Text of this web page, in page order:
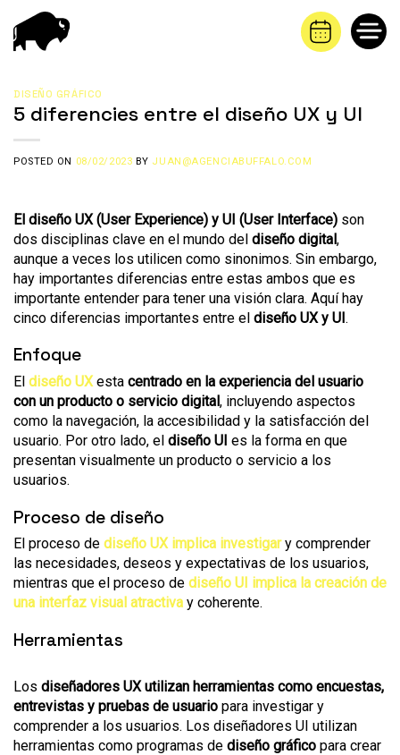
contenido
DISEÑO GRÁFICO
5 diferencies entre el diseño UX y UI
POSTED ON 08/02/2023 BY JUAN@AGENCIABUFFALO.COM
El diseño UX (User Experience) y UI (User Interface) son
dos disciplinas clave en el mundo del diseño digital,
aunque a veces los utilicen como sinonimos. Sin embargo,
hay importantes diferencias entre estas ambos que es
importante entender para tener una visión clara. Aquí hay
cinco diferencias importantes entre el diseño UX y UI.
Enfoque
El diseño UX esta centrado en la experiencia del usuario
con un producto o servicio digital, incluyendo aspectos
como la navegación, la accesibilidad y la satisfacción del
usuario. Por otro lado, el diseño UI es la forma en que
presentan visualmente un producto o servicio a los
usuarios.
Proceso de diseño
El proceso de diseño UX implica investigar y comprender
las necesidades, deseos y expectativas de los usuarios,
mientras que el proceso de diseño UI implica la creación de
una interfaz visual atractiva y coherente.
Herramientas
Los diseñadores UX utilizan herramientas como encuestas,
entrevistas y pruebas de usuario para investigar y
comprender a los usuarios. Los diseñadores UI utilizan
herramientas como programas de diseño gráfico para crear